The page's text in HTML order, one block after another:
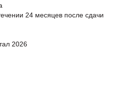
24 месяцев после сдачи
2026